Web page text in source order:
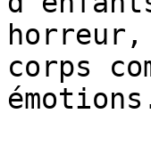
corps